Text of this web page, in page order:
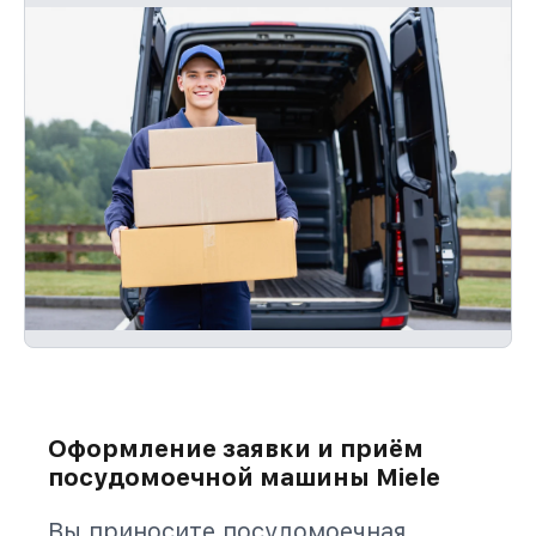
Оформление заявки и приём
посудомоечной машины Miele